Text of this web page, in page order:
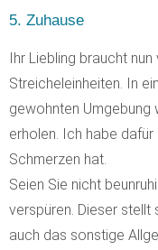
5. Zuhause
Ihr Liebling braucht
Streicheleinheiten. In
gewohnten Umgebung
erholen. Ich habe
Schmerzen hat.
Seien Sie nicht
verspüren. Dieser stellt
auch das sonstige